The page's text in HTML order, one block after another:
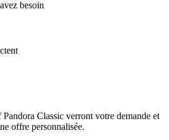
besoin
Classic verront votre demande et
offre personnalisée.